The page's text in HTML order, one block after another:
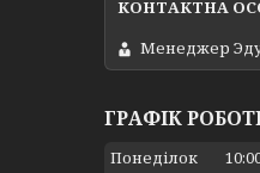
Менеджер
ГРАФІК
Понеділок